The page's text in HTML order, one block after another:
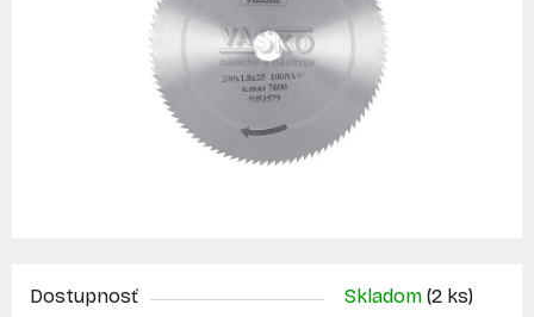
Dostupnosť Skladom (2 ks)